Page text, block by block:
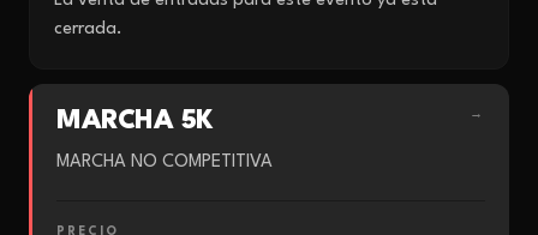
cerrada.
MARCHA 5K →
MARCHA NO COMPETITIVA
PRECIO